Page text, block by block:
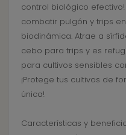
control biológico
combatir pulgón y trips
biodinámica. Atrae a
cebo para trips y es
para cultivos sensibles
¡Protege tus cultivos de
única!
Características y beneficios